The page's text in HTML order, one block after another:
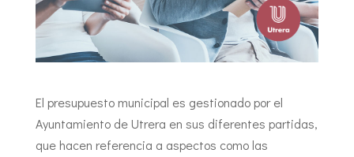
El presupuesto municipal es gestionado por el
Ayuntamiento de Utrera en sus diferentes partidas,
que hacen referencia a aspectos como las